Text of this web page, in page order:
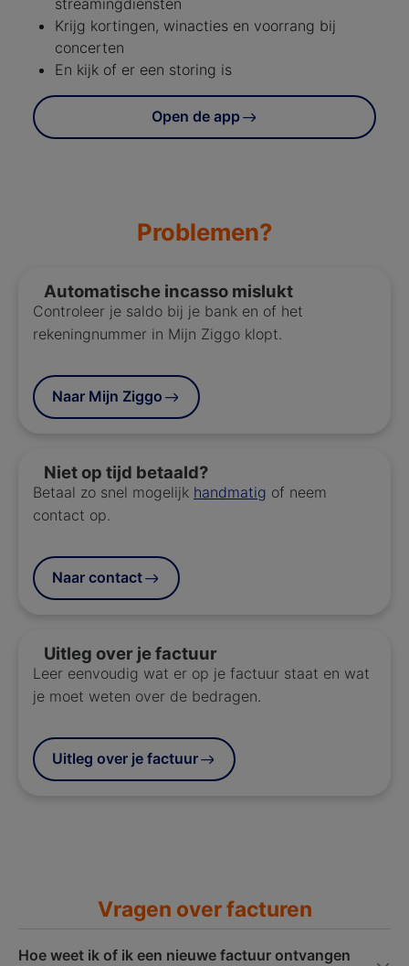
streamingdiensten
Krijg kortingen, winacties en voorrang bij
concerten
En kijk of er een storing is
Open de app
Problemen?
Automatische incasso mislukt
Controleer je saldo bij je bank en of het
rekeningnummer in Mijn Ziggo klopt.
Naar Mijn Ziggo
Niet op tijd betaald?
Betaal zo snel mogelijk handmatig of neem
contact op.
Naar contact
Uitleg over je factuur
Leer eenvoudig wat er op je factuur staat en wat
je moet weten over de bedragen.
Uitleg over je factuur
Vragen over facturen
Hoe weet ik of ik een nieuwe factuur ontvangen